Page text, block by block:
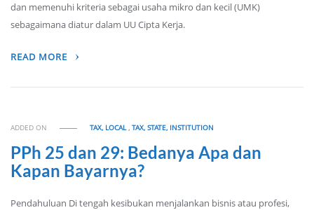
dan memenuhi kriteria sebagai usaha mikro dan kecil (UMK)
sebagaimana diatur dalam UU Cipta Kerja.
READ MORE
ADDED ON TAX, LOCAL,TAX, STATE, INSTITUTION
PPh 25 dan 29: Bedanya Apa dan
Kapan Bayarnya?
Pendahuluan Di tengah kesibukan menjalankan bisnis atau profesi,